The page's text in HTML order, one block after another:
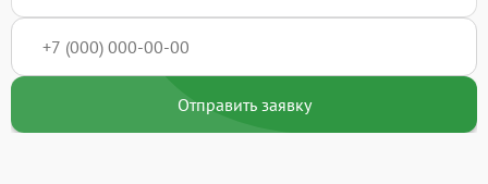
Отправить заявку